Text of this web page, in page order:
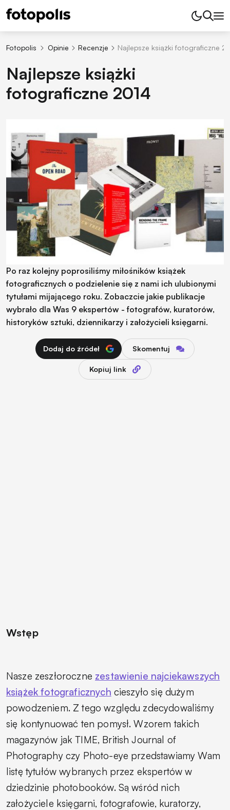
Fotopolis Opinie Recenzje Najlepsze książki fotograficzne
Najlepsze książki
fotograficzne 2014
Po raz kolejny poprosiliśmy miłośników książek
fotograficznych o podzielenie się z nami ich ulubionymi
tytułami mijającego roku. Zobaczcie jakie publikacje
wybrało dla Was 9 ekspertów - fotografów, kuratorów,
historyków sztuki, dziennikarzy i założycieli księgarni.
Dodaj do źródeł Skomentuj
Kopiuj link
Wstęp
Nasze zeszłoroczne zestawienie najciekawszych
książek fotograficznych cieszyło się dużym
powodzeniem. Z tego względu zdecydowaliśmy
się kontynuować ten pomysł. Wzorem takich
magazynów jak TIME, British Journal of
Photography czy Photo-eye przedstawiamy Wam
listę tytułów wybranych przez ekspertów w
dziedzinie photobooków. Są wśród nich
założyciele księgarni, fotografowie, kuratorzy,